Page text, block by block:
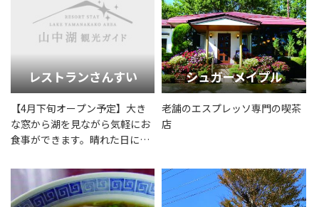
レストランさんすい
【4月下旬オープン予定】大き
な窓から湖を見ながら気軽にお
食事ができます。晴れた日には
シュガーメイプル
老舗のエスプレッソ専門の喫茶
店